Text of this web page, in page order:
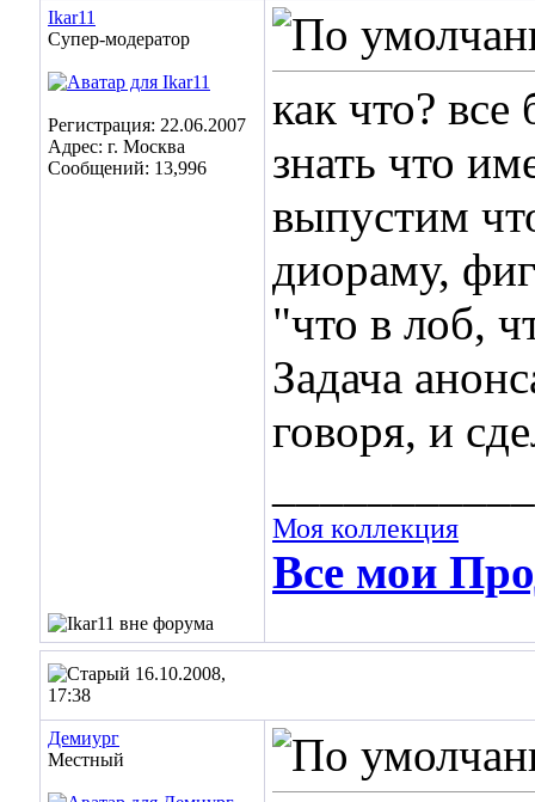
Ikar11
Супер-модератор
Регистрация: 22.06.2007
Адрес: г. Москва
Сообщений: 13,996
как что? все
знать что
выпустим
диораму,
"что в лоб,
Задача
говоря, и
Моя коллекция
Все мои
16.10.2008,
17:38
Демиург
Местный